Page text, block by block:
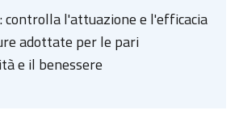
controlla l'attuazione e l'efficacia
adottate per le pari
e il benessere